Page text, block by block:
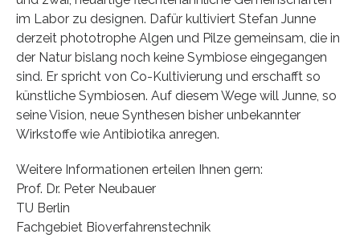
im Labor zu designen. Dafür kultiviert Stefan Junne
derzeit phototrophe Algen und Pilze gemeinsam, die in
der Natur bislang noch keine Symbiose eingegangen
sind. Er spricht von Co-Kultivierung und erschafft so
künstliche Symbiosen. Auf diesem Wege will Junne, so
seine Vision, neue Synthesen bisher unbekannter
Wirkstoffe wie Antibiotika anregen.
Weitere Informationen erteilen Ihnen gern:
Prof. Dr. Peter Neubauer
TU Berlin
Fachgebiet Bioverfahrenstechnik